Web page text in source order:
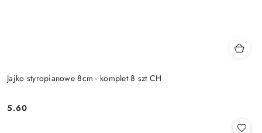
Jajko styropianowe 8cm - komplet 8 szt CH
Cena:
5.60